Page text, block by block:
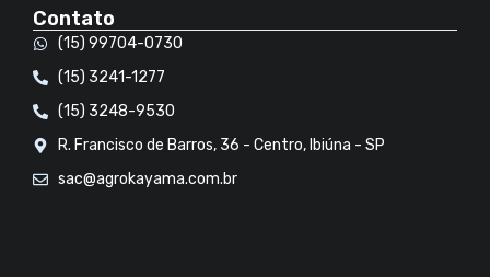
Contato
(15) 99704-0730
(15) 3241-1277
(15) 3248-9530
R. Francisco de Barros, 36 - Centro, Ibiúna - SP
sac@agrokayama.com.br